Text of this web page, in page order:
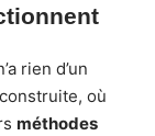
rien d’un
où
méthodes